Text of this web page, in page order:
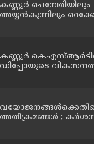
കണ്ണൂർ ചെമ്പേരിയിലും
അയ്യൻകുന്നിലും
കണ്ണൂർ
ഡിപ്പോയുടെ
അതിക്രമങ്ങൾ ; കർശന